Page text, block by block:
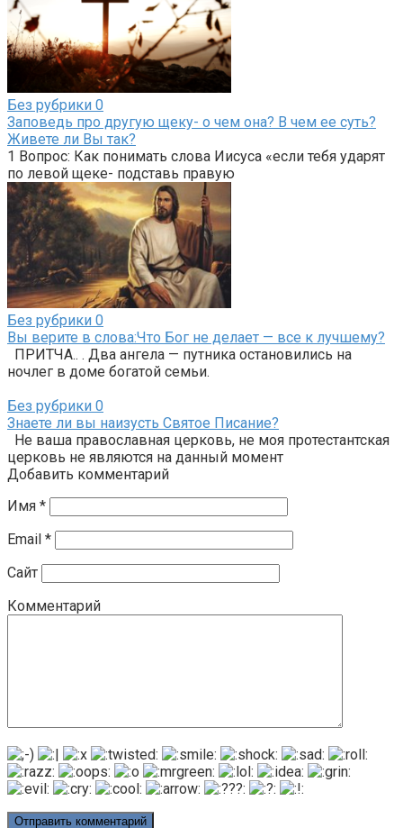
Без рубрики 0
Заповедь про другую щеку- о чем она? В чем ее суть?
Живете ли Вы так?
1 Вопрос: Как понимать слова Иисуса «если тебя ударят
по левой щеке- подставь правую
Без рубрики 0
Вы верите в слова:Что Бог не делает — все к лучшему?
ПРИТЧА.. . Два ангела — путника остановились на
ночлег в доме богатой семьи.
Без рубрики 0
Знаете ли вы наизусть Святое Писание?
Не ваша православная церковь, не моя протестантская
церковь не являются на данный момент
Добавить комментарий
Имя *
Email *
Сайт
Комментарий